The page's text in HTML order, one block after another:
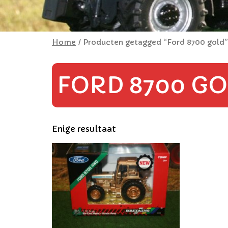
Home / Producten getagged “Ford 8700 gold”
FORD 8700
Enige resultaat